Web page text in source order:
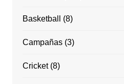
Basketball (8)
Campañas(3)
Cricket(8)